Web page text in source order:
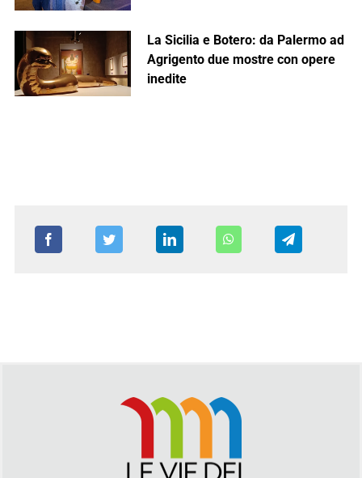
La Sicilia e Botero: da Palermo ad
Agrigento due mostre con opere
inedite